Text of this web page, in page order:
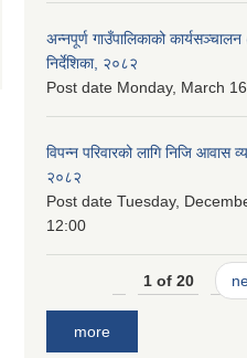
अन्नपूर्ण गाउँपालिकाको
निर्देशिका, २०८२
Post date Monday, March
विपन्न परिवारको लागि निजि आवास
२०८२
Post date Tuesday,
12:00
1 of 20
more